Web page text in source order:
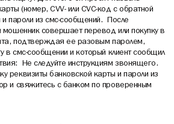
(номер, CVV- или CVC-код с обратной
пароли из смс-сообщений. После
мошенник совершает перевод или покупку в
подтверждая ее разовым паролем,
в смс-сообщении и который клиент сообщил
Не следуйте инструкциям звонящего.
реквизиты банковской карты и пароли из
и свяжитесь с банком по проверенным